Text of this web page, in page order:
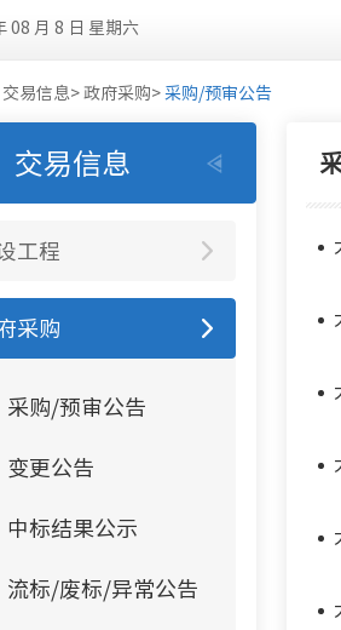
08 月 8 日 星期六
交易信息>政府采购>采购/预审公告
交易信息
工程
采购
采购/预审公告
变更公告
中标结果公示
流标/废标/异常公告